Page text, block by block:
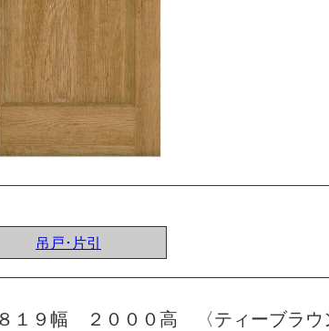
吊戸･片引
９幅 ２０００高 〈ティーブラ